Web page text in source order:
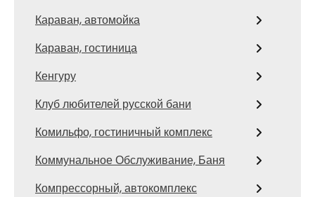
Караван, автомойка
Караван, гостиница
Кенгуру
Клуб любителей русской бани
Комильфо, гостиничный комплекс
Коммунальное Обслуживание, Баня
Компрессорный, автокомплекс